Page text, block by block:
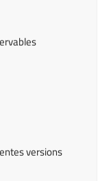
versions